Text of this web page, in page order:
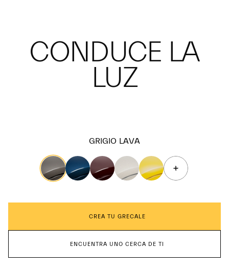
CONDUCE LA
LUZ
GRIGIO LAVA
CREA TU GRECALE
ENCUENTRA UNO CERCA DE TI